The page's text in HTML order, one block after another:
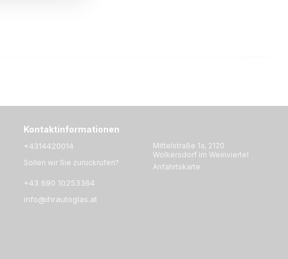
Kontaktinformationen
+4314420014
Sollen wir Sie zurückrufen?
+43 690 10253364
info@ihrautoglas.at
Mittelstraße 1a, 2120
Wolkersdorf im Weinviertel
Anfahrtskarte